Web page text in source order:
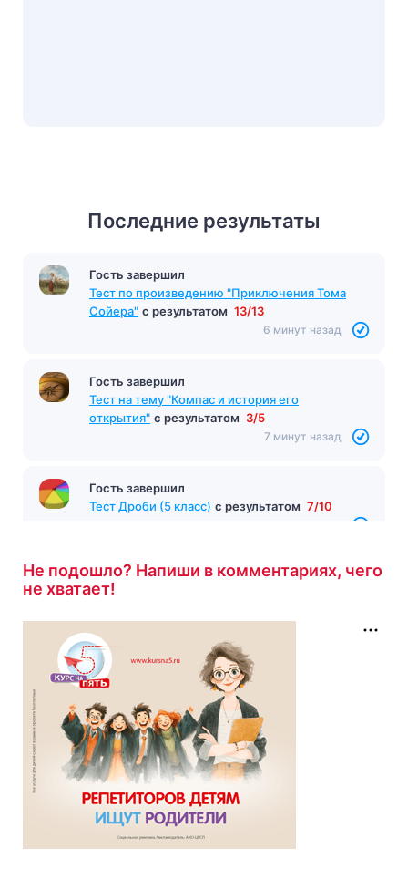
Последние результаты
Гость завершил
Тест «После бала» с результатом 5/10
Сойера" с результатом
6 минут назад
открытия" с результатом
7 минут назад
Гость завершил
Тест Дроби (5 класс) с результатом 7/10
Не подошло? Напиши в комментариях, чего
не хватает!